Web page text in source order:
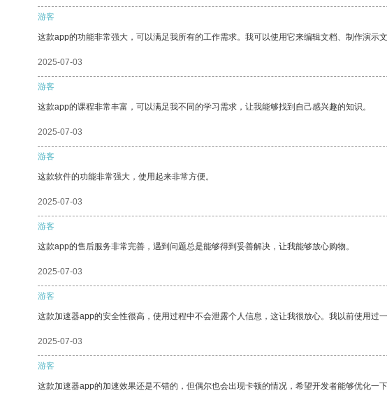
游客
这款app的功能非常强大，可以满足我所有的工作需求。我可以使用它来编辑文档、制作演示文
2025-07-03
游客
这款app的课程非常丰富，可以满足我不同的学习需求，让我能够找到自己感兴趣的知识。
2025-07-03
游客
这款软件的功能非常强大，使用起来非常方便。
2025-07-03
游客
这款app的售后服务非常完善，遇到问题总是能够得到妥善解决，让我能够放心购物。
2025-07-03
游客
这款加速器app的安全性很高，使用过程中不会泄露个人信息，这让我很放心。我以前使用过
2025-07-03
游客
这款加速器app的加速效果还是不错的，但偶尔也会出现卡顿的情况，希望开发者能够优化一下